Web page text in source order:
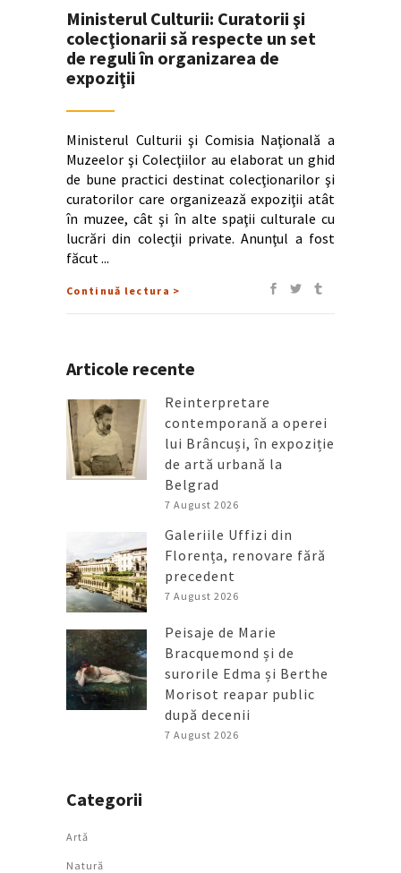
Ministerul Culturii: Curatorii şi
colecţionarii să respecte un set
de reguli în organizarea de
expoziţii
Ministerul Culturii şi Comisia Naţională a
Muzeelor şi Colecţiilor au elaborat un ghid
de bune practici destinat colecţionarilor şi
curatorilor care organizează expoziţii atât
în muzee, cât şi în alte spaţii culturale cu
lucrări din colecţii private. Anunţul a fost
făcut
Continuă lectura >
Articole recente
Reinterpretare
contemporană a operei
lui Brâncuși, în expoziție
de artă urbană la
Belgrad
7 August 2026
Galeriile Uffizi din
Florența, renovare fără
precedent
7 August 2026
Peisaje de Marie
Bracquemond și de
surorile Edma și Berthe
Morisot reapar public
după decenii
7 August 2026
Categorii
Artǎ
Natură